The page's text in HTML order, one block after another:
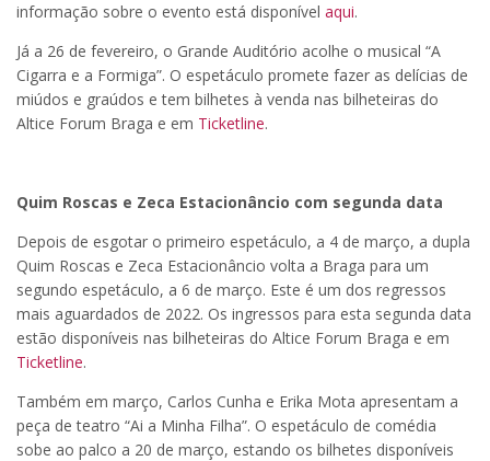
informação sobre o evento está disponível aqui.
Já a 26 de fevereiro, o Grande Auditório acolhe o musical “A
Cigarra e a Formiga”. O espetáculo promete fazer as delícias de
miúdos e graúdos e tem bilhetes à venda nas bilheteiras do
Altice Forum Braga e em Ticketline.
Quim Roscas e Zeca Estacionâncio com segunda data
Depois de esgotar o primeiro espetáculo, a 4 de março, a dupla
Quim Roscas e Zeca Estacionâncio volta a Braga para um
segundo espetáculo, a 6 de março. Este é um dos regressos
mais aguardados de 2022. Os ingressos para esta segunda data
estão disponíveis nas bilheteiras do Altice Forum Braga e em
Ticketline.
Também em março, Carlos Cunha e Erika Mota apresentam a
peça de teatro “Ai a Minha Filha”. O espetáculo de comédia
sobe ao palco a 20 de março, estando os bilhetes disponíveis